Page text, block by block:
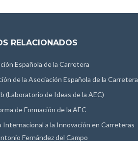
RELACIONADOS
Española de la Carretera
de la Asociación Española de la Carretera
(Laboratorio de Ideas de la AEC)
de Formación de la AEC
Internacional a la Innovación en Carreteras
Fernández del Campo